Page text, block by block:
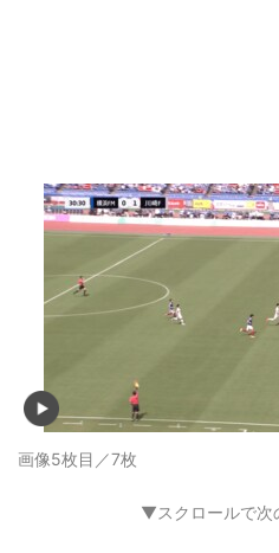
画像5枚目／7枚
▼スクロールで